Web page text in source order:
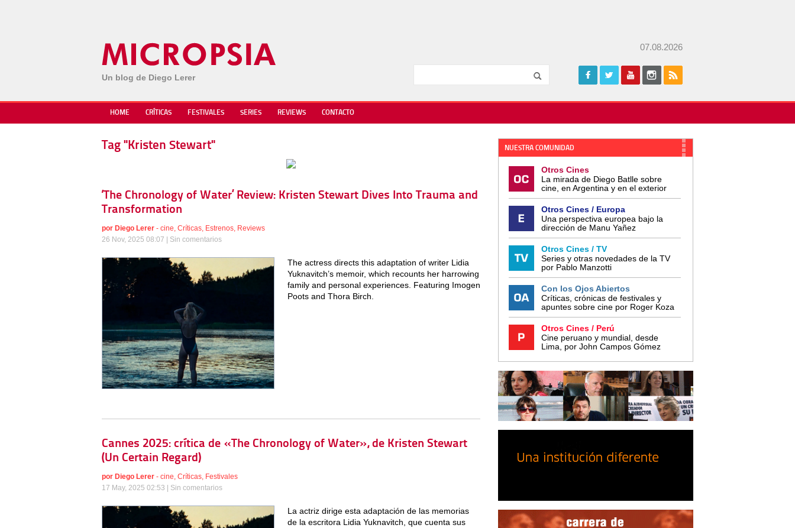
Un blog de Diego Lerer
07.08.2026
HOME CRÍTICAS FESTIVALES SERIES REVIEWS CONTACTO
Tag "Kristen Stewart"
‘The Chronology of Water’ Review: Kristen Stewart Dives Into Trauma and
Transformation
por Diego Lerer - cine, Críticas, Estrenos, Reviews
26 Nov, 2025 08:07 | Sin comentarios
The actress directs this adaptation of writer Lidia
Yuknavitch’s memoir, which recounts her harrowing
family and personal experiences. Featuring Imogen
Poots and Thora Birch.
Cannes 2025: crítica de «The Chronology of Water», de Kristen Stewart
(Un Certain Regard)
por Diego Lerer - cine, Críticas, Festivales
17 May, 2025 02:53 | Sin comentarios
La actriz dirige esta adaptación de las memorias
de la escritora Lidia Yuknavitch, que cuenta sus
NUESTRA COMUNIDAD
Otros Cines
La mirada de Diego Batlle sobre
cine, en Argentina y en el exterior
Otros Cines / Europa
Una perspectiva europea bajo la
dirección de Manu Yañez
Otros Cines / TV
Series y otras novedades de la TV
por Pablo Manzotti
Con los Ojos Abiertos
Críticas, crónicas de festivales y
apuntes sobre cine por Roger Koza
Otros Cines / Perú
Cine peruano y mundial, desde
Lima, por John Campos Gómez